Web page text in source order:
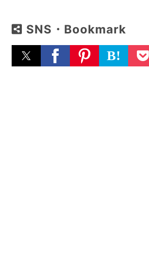
SNS・Bookmark
B!